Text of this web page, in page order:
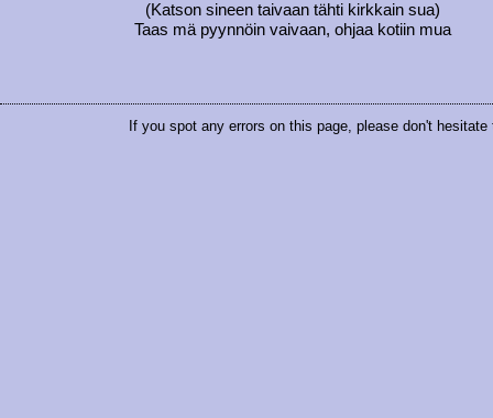
(Katson sineen taivaan tähti kirkkain sua)
Taas mä pyynnöin vaivaan, ohjaa kotiin mua
If you spot any errors on this page, please don't